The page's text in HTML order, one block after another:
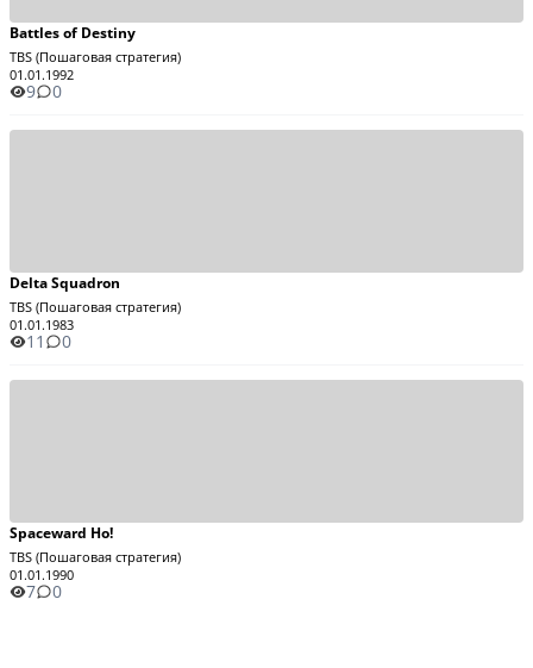
Battles of Destiny
TBS (Пошаговая стратегия)
01.01.1992
9 0
Delta Squadron
TBS (Пошаговая стратегия)
01.01.1983
11 0
Spaceward Ho!
TBS (Пошаговая стратегия)
01.01.1990
7 0